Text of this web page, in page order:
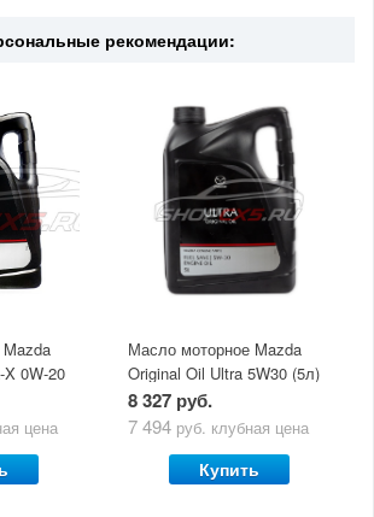
рекомендации:
0W-20
цена
Масло моторное Mazda
Original Oil Ultra 5W30 (5л)
8 327 руб.
7 494 руб. клубная цена
Купить